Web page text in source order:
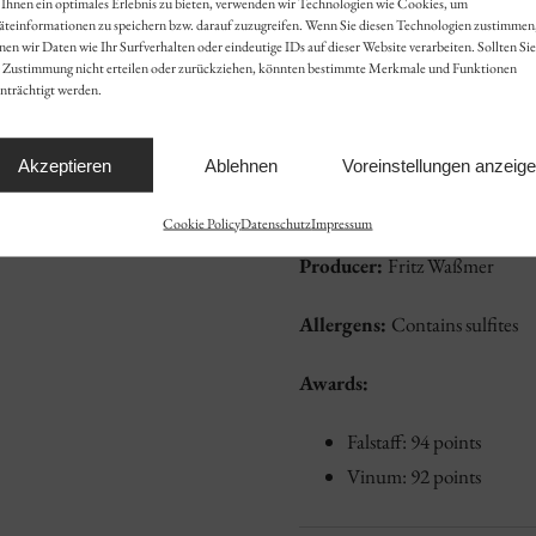
zu speichern bzw. darauf zuzugreifen. Wenn Sie diesen Technologien
wir Daten wie Ihr Surfverhalten oder eindeutige IDs auf dieser Website verarbeiten. Sollten Sie
nicht erteilen oder zurückziehen, könnten bestimmte Merkmale und Funktionen
werden.
Akzeptieren Ablehnen Voreinstellungen
Cookie PolicyDatenschutzImpressum
Closure:Cork
Producer:Fritz Waßmer
Allergens: Contains sulfites
Awards:
Falstaff: 94 points
Vinum: 92 points